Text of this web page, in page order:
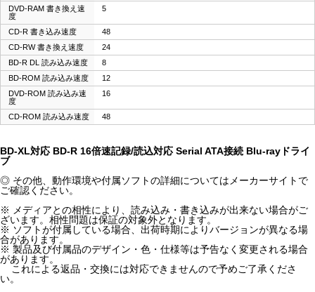
DVD-RAM 書き換え速
度
5
CD-R 書き込み速度
48
CD-RW 書き換え速度
24
BD-R DL 読み込み速度
8
BD-ROM 読み込み速度
12
DVD-ROM 読み込み速
度
16
CD-ROM 読み込み速度 48
BD-XL対応 BD-R 16倍速記録/読込対応 Serial ATA接続 Blu-rayドライ
ブ
◎ その他、動作環境や付属ソフトの詳細についてはメーカーサイトで
ご確認ください。
※ メディアとの相性により、読み込み・書き込みが出来ない場合がご
ざいます。相性問題は保証の対象外となります。
※ ソフトが付属している場合、出荷時期によりバージョンが異なる場
合があります。
※ 製品及び付属品のデザイン・色・仕様等は予告なく変更される場合
があります。
これによる返品・交換には対応できませんので予めご了承くださ
い。